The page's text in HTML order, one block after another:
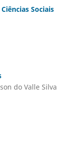
Sociais
do Valle Silva